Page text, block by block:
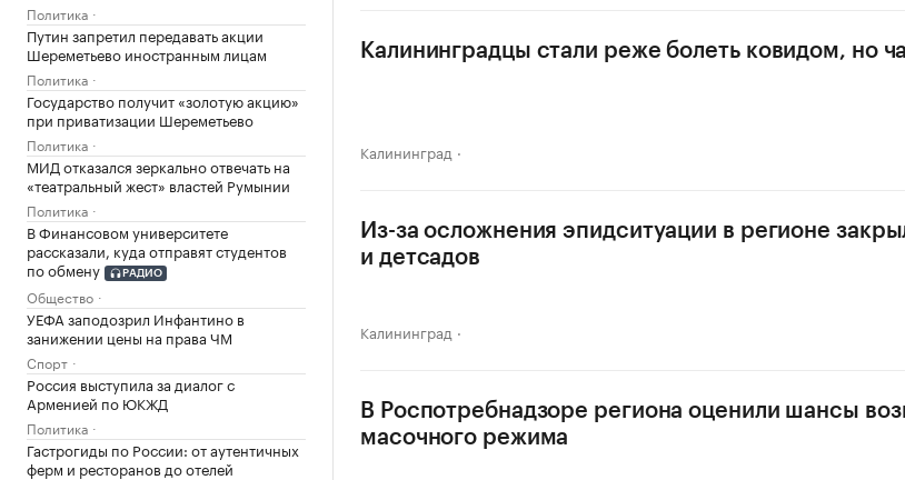
Политика
Путин запретил передавать акции
Шереметьево иностранным лицам
Политика
Государство получит «золотую акцию»
при приватизации Шереметьево
Политика
МИД отказался зеркально отвечать на
«театральный жест» властей Румынии
Политика
В Финансовом университете
рассказали, куда отправят студентов
по обмену
РАДИО
Общество
УЕФА заподозрил Инфантино в
занижении цены на права ЧМ
Спорт
Россия выступила за диалог с
Арменией по ЮКЖД
Политика
Гастрогиды по России: от аутентичных
ферм и ресторанов до отелей
Калининградцы стали реже болеть ковидом, но
Калининград
Из-за осложнения эпидситуации в регионе
и детсадов
Калининград
В Роспотребнадзоре региона оценили шансы
масочного режима